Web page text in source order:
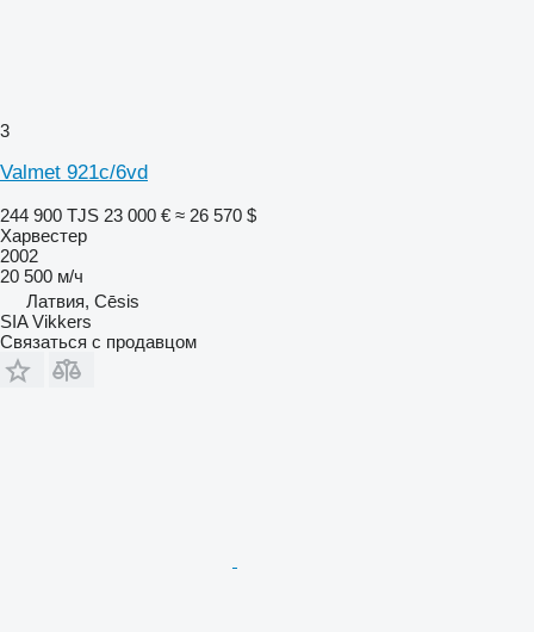
3
Valmet 921c/6vd
244 900 TJS 23 000 € ≈ 26 570 $
Харвестер
2002
20 500 м/ч
Латвия, Cēsis
SIA Vikkers
Связаться с продавцом